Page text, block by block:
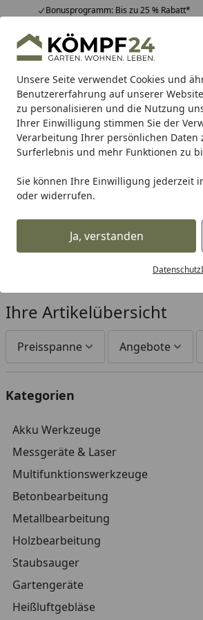
Unsere Seite verwendet Cookies und
Benutzererfahrung auf unserer
zu personalisieren und die Nutzung
Ihrer Einwilligung stimmen Sie der
Verarbeitung Ihrer persönlichen Daten
Surferlebnis und mehr Funktionen zu
Sie können Ihre Einwilligung jederzeit
oder widerrufen.
Ja, verstanden
Datenschutz
Bonusprogramm: Bis zu 25 % Rabatt*
Hotline07051 / 9 22 22
Mo-Fr. 8-16 Uhr 25.956 Bewertungen
Alle Produkte
Alle ProdukteHighlights Tipps
Makita Akku Werkzeuge
Karibu
Dein
Startseite
Zubehör für Maschinen
Makita Fräsersets
Ihre Artikelübersicht
Preisspanne Angebote
Kategorien
Akku Werkzeuge
Messgeräte & Laser
Multifunktionswerkzeuge
Betonbearbeitung
Metallbearbeitung
Holzbearbeitung
Staubsauger
Gartengeräte
Heißluftgebläse